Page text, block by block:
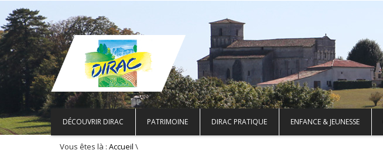
DÉCOUVRIR DIRAC PATRIMOINE DIRAC PRATIQUE ENFANCE & JEUNESSE
Vous êtes là : Accueil \